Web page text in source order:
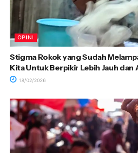
OPINI
Stigma Rokok yang Sudah
Kita Untuk Berpikir Lebih Jauh dan
18/02/2026